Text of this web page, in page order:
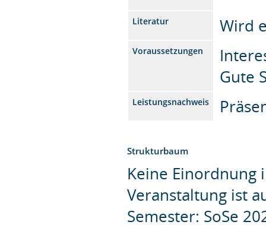
Literatur Wird
Voraussetzungen
Gute
Leistungsnachweis
Strukturbaum
Keine Einordnung
Veranstaltung ist
Semester: SoSe